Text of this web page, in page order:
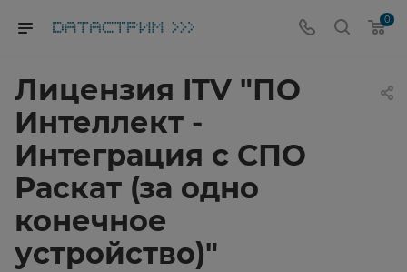
0
Лицензия ITV "ПО
Интеллект -
Интеграция с СПО
Раскат (за одно
конечное
устройство)"